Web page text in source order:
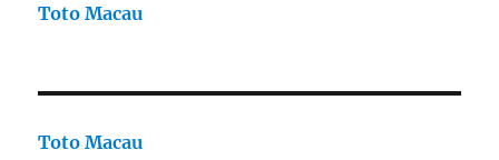
Toto Macau
Toto Macau